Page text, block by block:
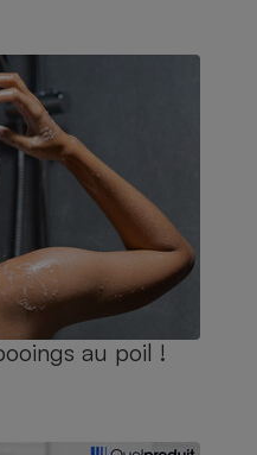
au poil !